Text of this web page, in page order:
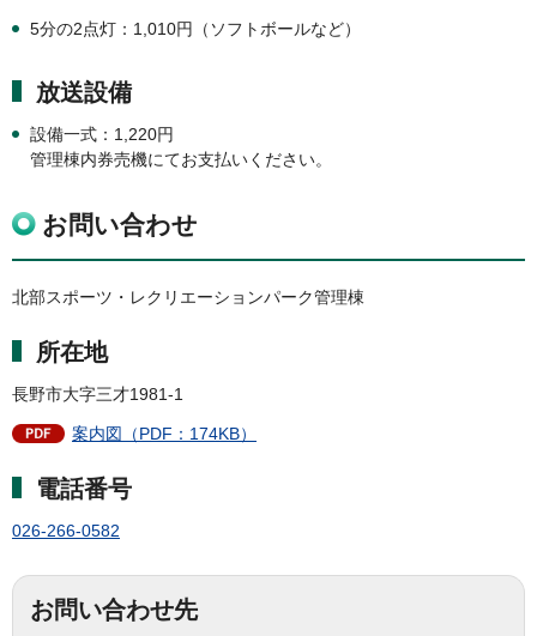
5分の2点灯：1,010円（ソフトボールなど）
放送設備
設備一式：1,220円
管理棟内券売機にてお支払いください。
お問い合わせ
北部スポーツ・レクリエーションパーク管理棟
所在地
長野市大字三才1981-1
案内図（PDF：174KB）
電話番号
026-266-0582
お問い合わせ先